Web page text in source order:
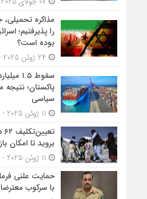
مذاکره
را پذیرفتیم؛
بوده است؟
سقوط
پاکستان؛
سیاسی
بروید تا امکان
حمایت علنی
با سرکوب